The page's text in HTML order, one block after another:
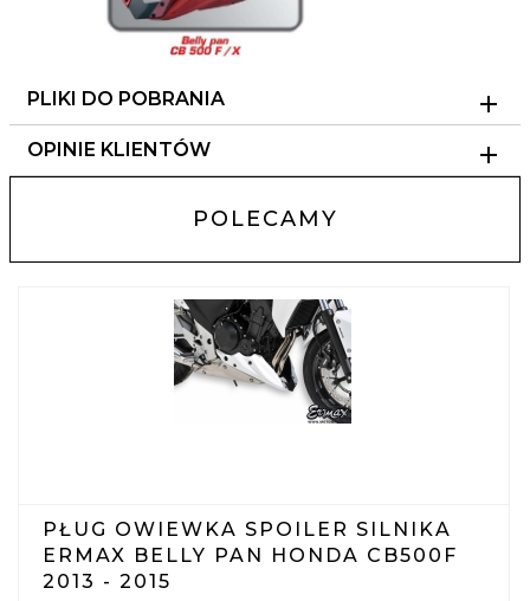
PLIKI DO POBRANIA
OPINIE KLIENTÓW
POLECAMY
PŁUG OWIEWKA SPOILER SILNIKA
ERMAX BELLY PAN HONDA CB500F
2013 - 2015